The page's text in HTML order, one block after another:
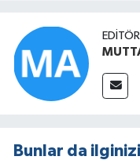
Bunlar da